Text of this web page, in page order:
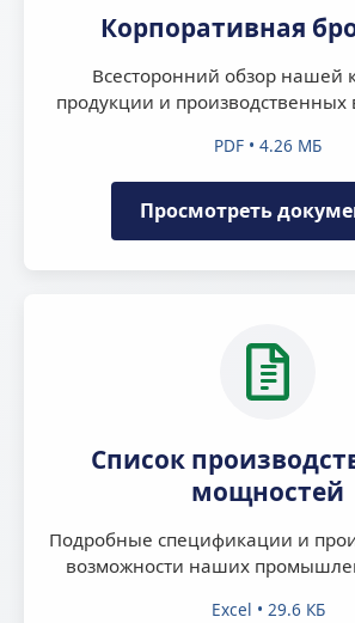
Корпоративная
Всесторонний обзор нашей
продукции и производственных
PDF • 4.26 МБ
Просмотреть
Список
мощностей
Подробные спецификации и
возможности наших
Excel • 29.6 КБ